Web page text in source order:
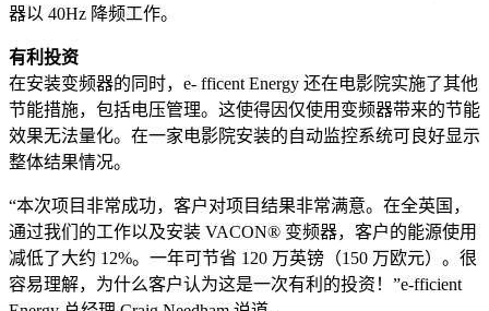
器以 40Hz 降频工作。
有利投资
在安装变频器的同时，e- fficent Energy 还在电影院实施了其他
节能措施，包括电压管理。这使得因仅使用变频器带来的节能
效果无法量化。在一家电影院安装的自动监控系统可良好显示
整体结果情况。
“本次项目非常成功，客户对项目结果非常满意。在全英国，
通过我们的工作以及安装 VACON® 变频器，客户的能源使用
减低了大约 12%。一年可节省 120 万英镑（150 万欧元）。很
容易理解，为什么客户认为这是一次有利的投资！”e-fficient